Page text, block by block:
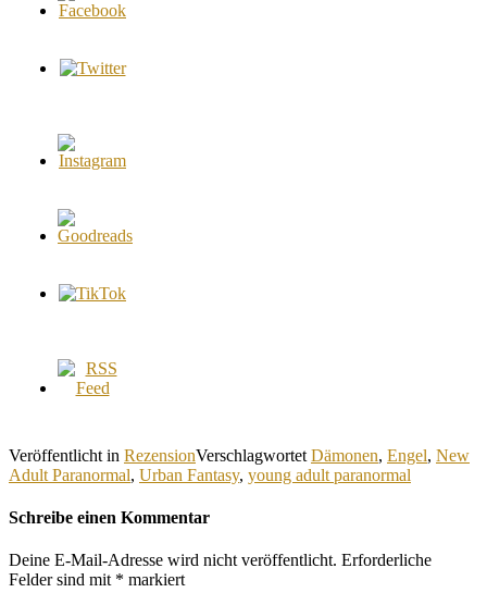
Veröffentlicht in RezensionVerschlagwortet Dämonen, Engel, New
Adult Paranormal, Urban Fantasy, young adult paranormal
Schreibe einen Kommentar
Deine E-Mail-Adresse wird nicht veröffentlicht. Erforderliche
Felder sind mit * markiert